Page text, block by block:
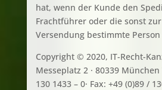
hat, wenn der Kunde den
Frachtführer oder die sonst
Versendung bestimmte
Copyright © 2020, IT-Recht-
Messeplatz 2 · 80339 München
130 1433 – 0· Fax: +49 (0)89 /